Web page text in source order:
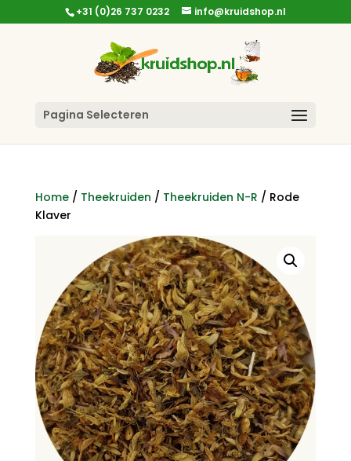
+31 (0)26 737 0232 info@kruidshop.nl
Pagina Selecteren
Home/ Theekruiden / Theekruiden N-R / Rode
Klaver